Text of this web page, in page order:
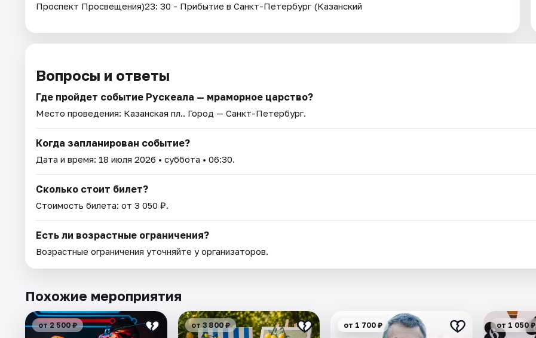
Проспект Просвещения)23: 30 - Прибытие в Санкт-Петербург (Казанский
Вопросы и ответы
Где пройдет событие Рускеала — мраморное царство?
Место проведения: Казанская пл.. Город — Санкт-Петербург.
Когда запланирован событие?
Дата и время: 18 июля 2026 • суббота • 06:30.
Сколько стоит билет?
Стоимость билета: от 3 050 ₽.
Есть ли возрастные ограничения?
Возрастные ограничения уточняйте у организаторов.
Похожие мероприятия
от 2 500 ₽ от 3 800 ₽ от 1 700 ₽ от 1 050 ₽